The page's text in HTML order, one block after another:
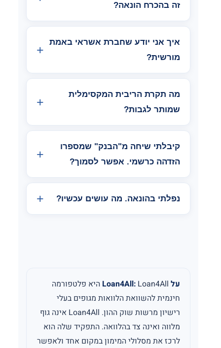
זה בהכרח הונאה?
איך אני יודע שחברת אשראי באמת
מורשית?
מה תקרת הריבית המקסימלית
שמותר לגבות?
קיבלתי שיחה מ"הבנק" שמספרו
הזדהה כרשמי. אפשר לסמוך?
נפלתי בהונאה. מה עושים עכשיו?
על Loan4All:
Loan4All היא פלטפורמה
חינמית להשוואת הלוואות מגופים בעלי
רישיון מרשות שוק ההון. Loan4All אינה גוף
מלווה ואינה צד בהלוואה. התפקיד שלה הוא
לרכז את מסלולי המימון במקום אחד ולאפשר